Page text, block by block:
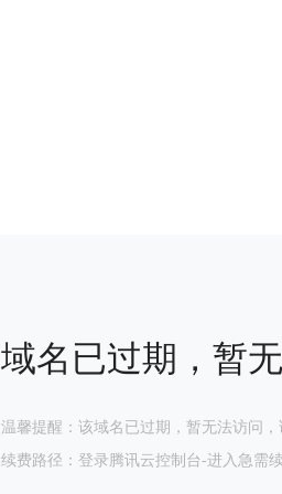
域名已过期，暂
温馨提醒：该域名已过期，暂无法访问
续费路径：登录腾讯云控制台-进入急需